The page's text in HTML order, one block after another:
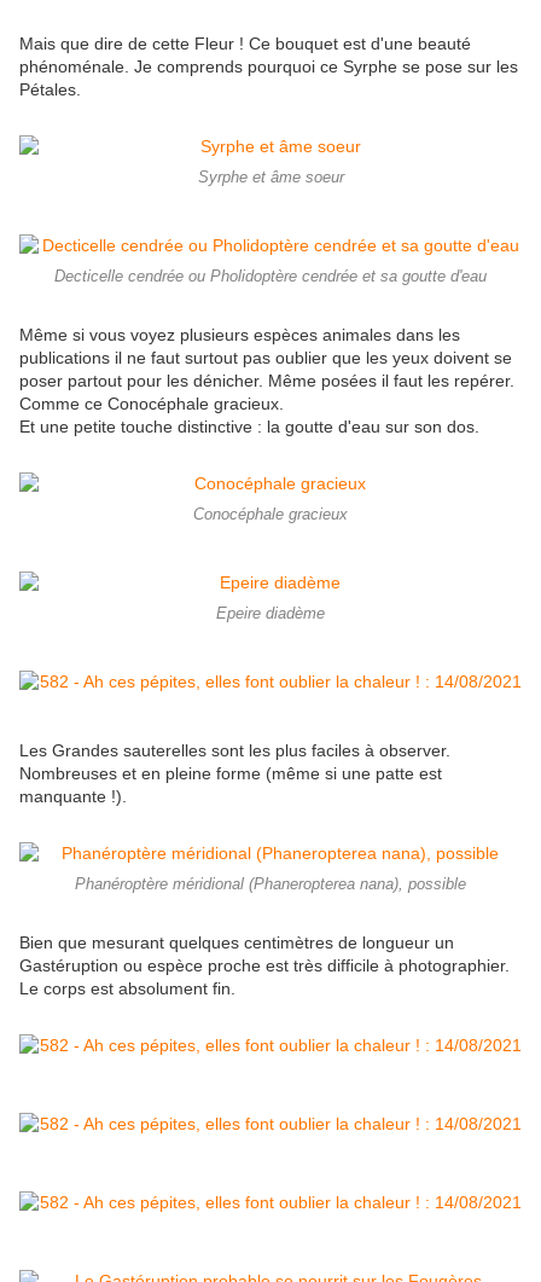
Mais que dire de cette Fleur ! Ce bouquet est d'une beauté
phénoménale. Je comprends pourquoi ce Syrphe se pose sur les
Pétales.
Syrphe et âme soeur
Decticelle cendrée ou Pholidoptère cendrée et sa goutte d'eau
Même si vous voyez plusieurs espèces animales dans les
publications il ne faut surtout pas oublier que les yeux doivent se
poser partout pour les dénicher. Même posées il faut les repérer.
Comme ce Conocéphale gracieux.
Et une petite touche distinctive : la goutte d'eau sur son dos.
Conocéphale gracieux
Epeire diadème
Les Grandes sauterelles sont les plus faciles à observer.
Nombreuses et en pleine forme (même si une patte est
manquante !).
Phanéroptère méridional (Phaneropterea nana), possible
Bien que mesurant quelques centimètres de longueur un
Gastéruption ou espèce proche est très difficile à photographier.
Le corps est absolument fin.